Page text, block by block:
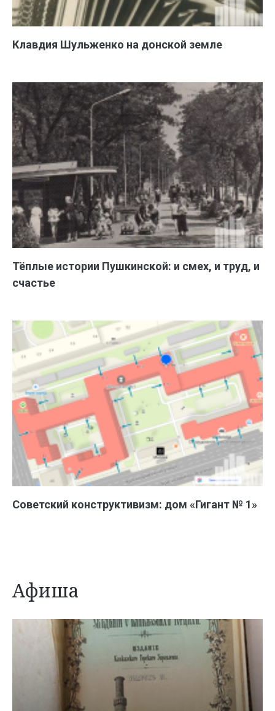
Клавдия Шульженко на донской земле
Тёплые истории Пушкинской: и смех, и труд, и
счастье
Советский конструктивизм: дом «Гигант № 1»
Афиша